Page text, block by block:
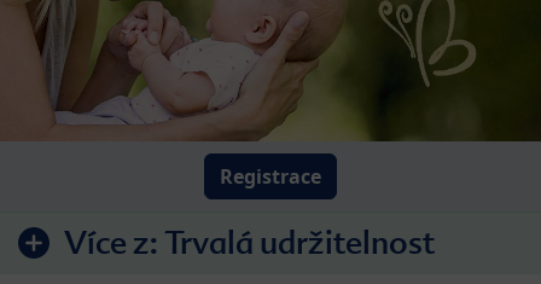
Registrace
Více z: Trvalá udržitelnost